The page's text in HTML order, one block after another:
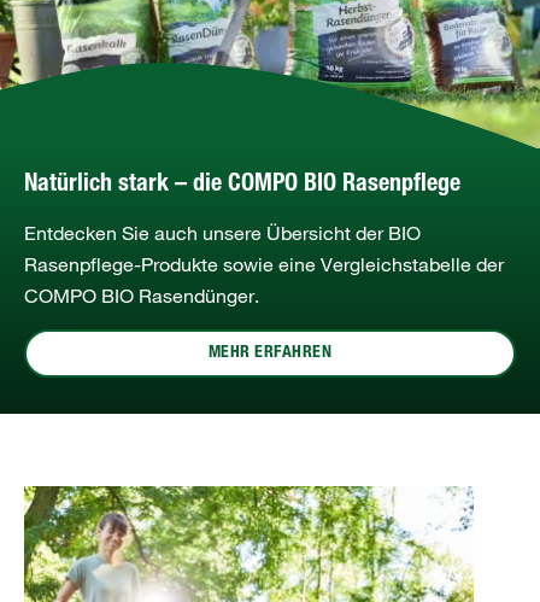
Natürlich stark – die COMPO BIO Rasenpflege
Entdecken Sie auch unsere Übersicht der BIO
Rasenpflege-Produkte sowie eine Vergleichstabelle der
COMPO BIO Rasendünger.
MEHR ERFAHREN